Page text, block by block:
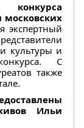
конкурса
московских
экспертный
культуры и
С
также
Ильи